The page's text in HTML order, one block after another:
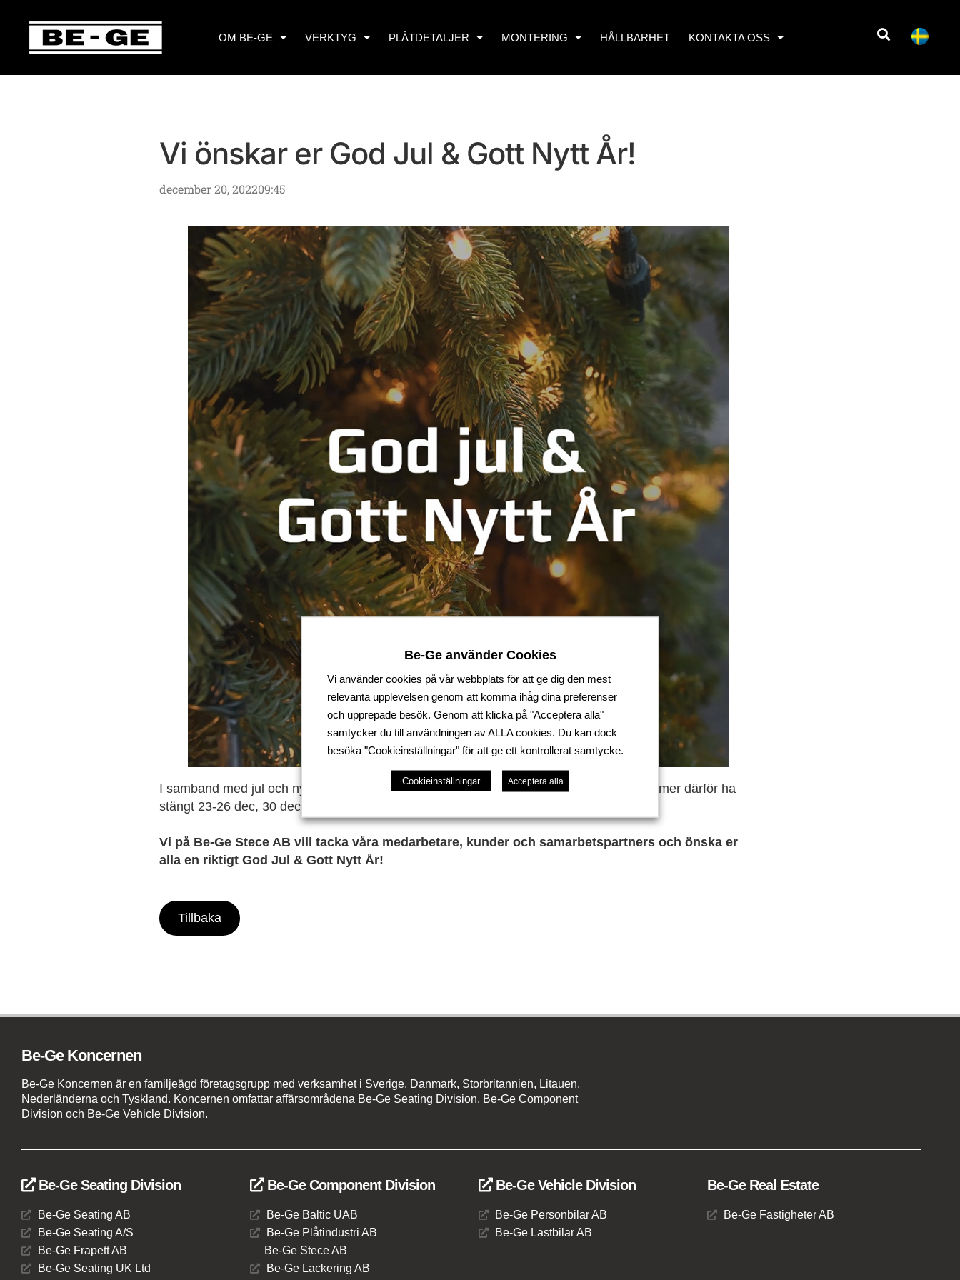
OM BE-GE VERKTYG PLÅTDETALJER MONTERING HÅLLBARHET KONTAKTA OSS
Vi önskar er God Jul & Gott Nytt År!
december 20, 202209:45
I samband med jul och nyår kommer vi på Be-Ge Stece AB gå på lite julledighet. Vi kommer därför ha
stängt 23-26 dec, 30 dec och 6 januari.
Vi på Be-Ge Stece AB vill tacka våra medarbetare, kunder och samarbetspartners och önska er
alla en riktigt God Jul & Gott Nytt År!
Tillbaka
Be-Ge Koncernen
Be-Ge Koncernen är en familjeägd företagsgrupp med verksamhet i Sverige, Danmark, Storbritannien, Litauen,
Nederländerna och Tyskland. Koncernen omfattar affärsområdena Be-Ge Seating Division, Be-Ge Component
Division och Be-Ge Vehicle Division.
Be-Ge Seating Division
Be-Ge Seating AB
Be-Ge Seating A/S
Be-Ge Frapett AB
Be-Ge Seating UK Ltd
Be-Ge Component Division
Be-Ge Baltic UAB
Be-Ge Plåtindustri AB
Be-Ge Stece AB
Be-Ge Lackering AB
Be-Ge Vehicle Division
Be-Ge Personbilar AB
Be-Ge Lastbilar AB
Be-Ge Real Estate
Be-Ge Fastigheter AB
Be-Ge använder Cookies
Vi använder cookies på vår webbplats för att ge dig den mest
relevanta upplevelsen genom att komma ihåg dina preferenser
och upprepade besök. Genom att klicka på "Acceptera alla"
samtycker du till användningen av ALLA cookies. Du kan dock
besöka "Cookieinställningar" för att ge ett kontrollerat samtycke.
Cookieinställningar Acceptera alla